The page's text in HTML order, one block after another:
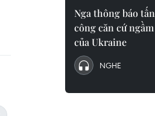
Nga thông báo tấn
công căn cứ ngầm
của Ukraine
NGHE